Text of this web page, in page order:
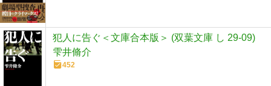
犯人に告ぐ＜文庫合本版＞ (双葉文庫 し 29-09)
雫井脩介
452